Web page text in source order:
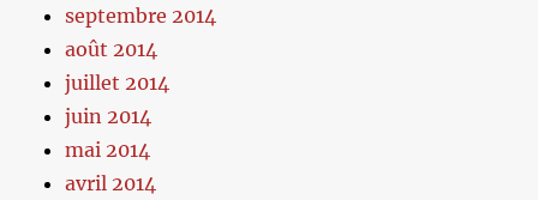
septembre 2014
août 2014
juillet 2014
juin 2014
mai 2014
avril 2014